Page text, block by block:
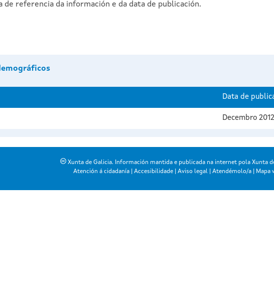
de referencia da información e da data de publicación.
Data de
Decembro 2012
Xunta de Galicia. Información mantida e publicada na internet pola Xunta
Atención á cidadanía |Accesibilidade |Aviso legal |Atendémolo/a Mapa